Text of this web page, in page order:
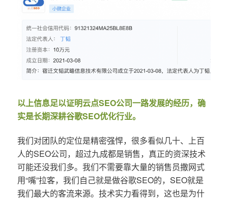
以上信息足以证明云点SEO公司一路发展的经历，确
实是长期深耕谷歌SEO优化行业。
我们对团队的定位是精密强悍，很多看似几十、上百
人的SEO公司，超过九成都是销售，真正的资深技术
可能还没我们多。我们不需要靠大量的销售员撒网式
用“嘴”拉客，我们自己就是做谷歌SEO的，SEO就是
我们最大的客流来源。技术实力看得到，这也是为什